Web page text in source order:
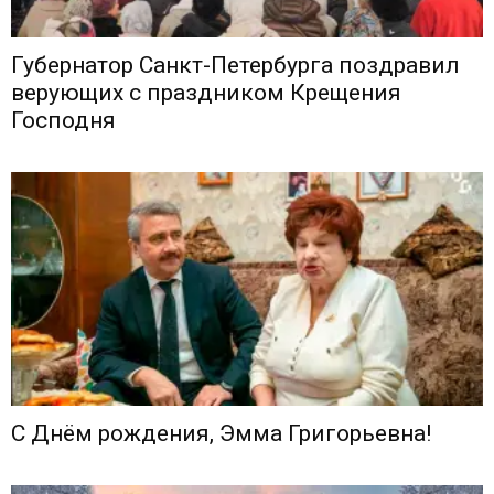
Губернатор Санкт-Петербурга поздравил
верующих с праздником Крещения
Господня
С Днём рождения, Эмма Григорьевна!